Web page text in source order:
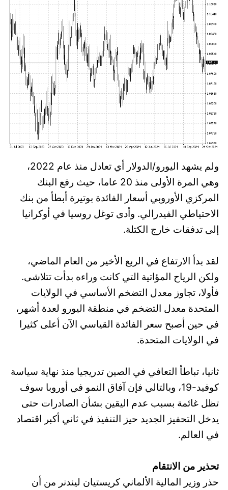
ولم يشهد اليورو/الدولار أي تعادل منذ عام 2022،
وهي المرة الأولى منذ 20 عاما، حيث رفع البنك
المركزي الأوروبي أسعار الفائدة بوتيرة أبطأ من بنك
الاحتياطي الفيدرالي. وأدى توغل روسيا في أوكرانيا
إلى تدفقات خارج الكتلة.
لقد بدأ الارتفاع في الربع الأخير من العام الماضي،
ولكن الرياح المؤاتية التي كانت وراءه بدأت تتلاشى.
فأولا، تجاوز معدل التضخم الأساسي في الولايات
المتحدة معدل التضخم في منطقة اليورو لعدة أشهر،
في حين أصبح سعر الفائدة القياسي الآن أعلى كثيرا
في الولايات المتحدة.
ثانيا، تباطأ التعافي في الصين تدريجيا منذ نهاية سياسة
كوفيد-19، وبالتالي فإن آفاق النمو في أوروبا سوف
تظل غائمة بسبب عدم اليقين بشأن الصادرات حتى
يدخل التحفيز الجديد حيز التنفيذ في ثاني أكبر اقتصاد
في العالم.
تحذير من الانتقام
حذر وزير المالية الألماني كريستيان ليندنر من أن